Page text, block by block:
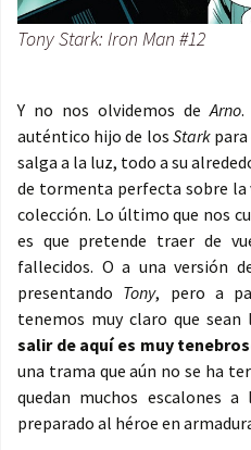
Tony Stark: Iron Man #12
Y no nos olvidemos deArno.
auténtico hijo de los Starkpara
salga a la luz, todo a su
de tormenta perfecta sobre
colección. Lo último que nos
es que pretende traer de
fallecidos. O a una versión
presentando Tony, pero a
tenemos muy claro que sean
salir de aquí es muy
una trama que aún no se ha
quedan muchos escalones
preparado al héroe en